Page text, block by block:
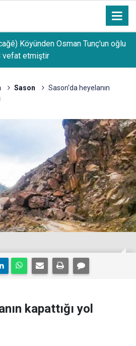
Köyünden Osman Tunç'un oğlu
vefat etmiştir
Sason
Sason'da heyelanın
kapattığı yol